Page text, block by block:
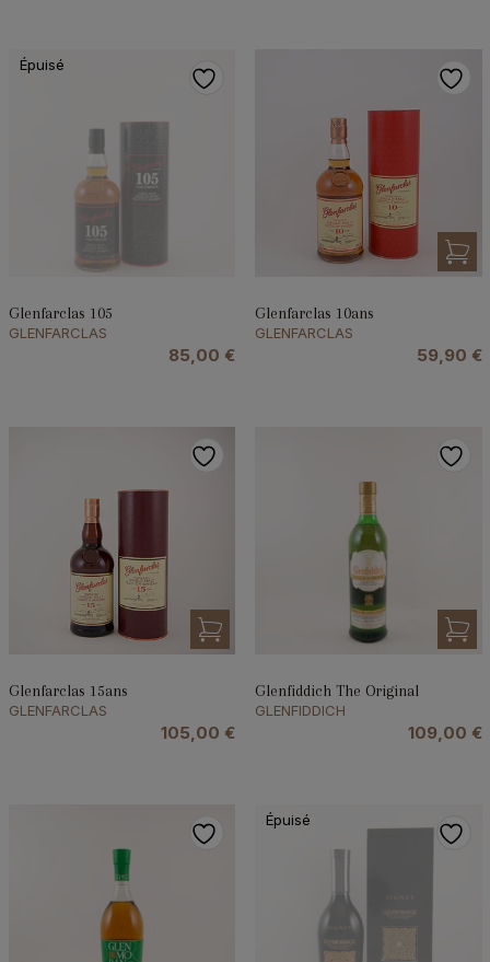
Épuisé
Glenfarclas 105
GLENFARCLAS
85,00 €
Glenfarclas 10ans
GLENFARCLAS
59,90 €
Glenfarclas 15ans
GLENFARCLAS
105,00 €
Glenfiddich The Original
GLENFIDDICH
109,00 €
Épuisé